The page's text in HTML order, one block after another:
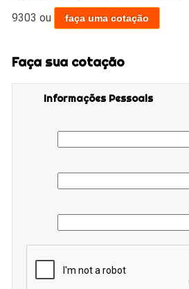
9303 ou faça uma cotação
Faça sua cotação
Informações Pessoais